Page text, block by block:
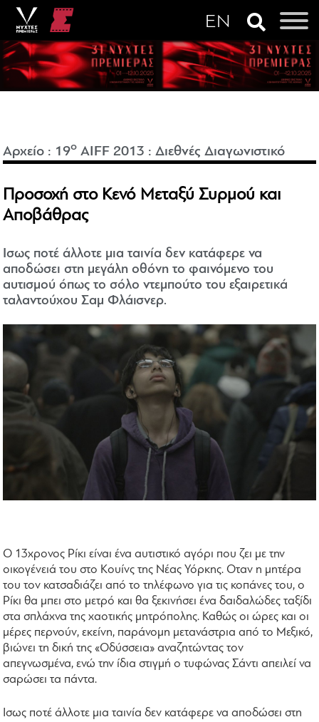
Αρχείο : 19o AIFF 2013 :Διεθνές Διαγωνιστικό
Προσοχή στο Κενό Μεταξύ Συρμού και
Αποβάθρας
Ισως ποτέ άλλοτε μια ταινία δεν κατάφερε να
αποδώσει στη μεγάλη οθόνη το φαινόμενο του
αυτισμού όπως το σόλο ντεμπούτο του εξαιρετικά
ταλαντούχου Σαμ Φλάισνερ.
Ο 13χρονος Ρίκι είναι ένα αυτιστικό αγόρι που ζει με την
οικογένειά του στο Κουίνς της Νέας Υόρκης. Οταν η μητέρα
του τον κατσαδιάζει από το τηλέφωνο για τις κοπάνες του, ο
Ρίκι θα μπει στο μετρό και θα ξεκινήσει ένα δαιδαλώδες ταξίδι
στα σπλάχνα της χαοτικής μητρόπολης. Καθώς οι ώρες και οι
μέρες περνούν, εκείνη, παράνομη μετανάστρια από το Μεξικό,
βιώνει τη δική της «Οδύσσεια» αναζητώντας τον
απεγνωσμένα, ενώ την ίδια στιγμή ο τυφώνας Σάντι απειλεί να
σαρώσει τα πάντα.
Ισως ποτέ άλλοτε μια ταινία δεν κατάφερε να αποδώσει στη